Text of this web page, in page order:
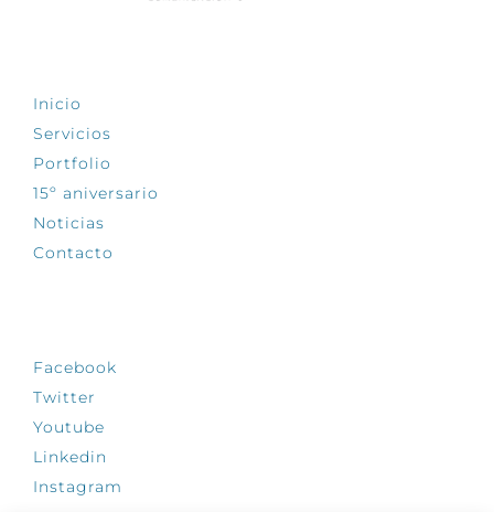
Inicio
Servicios
Portfolio
15º aniversario
Noticias
Contacto
Facebook
Twitter
Youtube
Linkedin
Instagram